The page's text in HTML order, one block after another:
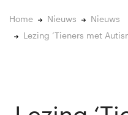
Home Nieuws
Nieuws
Lezing ‘Tieners met